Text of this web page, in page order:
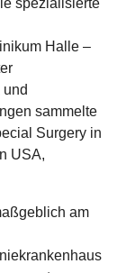
spezialisierte
Halle –
sammelte
Surgery in
USA,
am